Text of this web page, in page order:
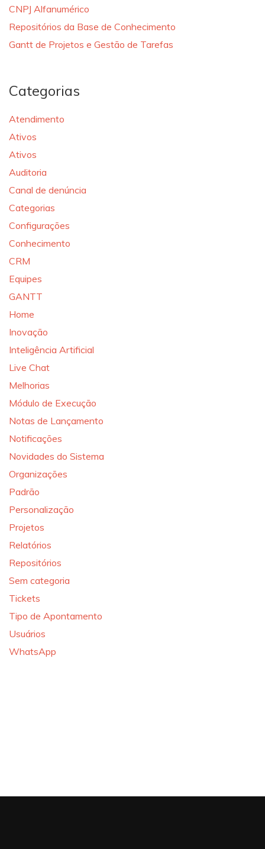
CNPJ Alfanumérico
Repositórios da Base de Conhecimento
Gantt de Projetos e Gestão de Tarefas
Categorias
Atendimento
Ativos
Ativos
Auditoria
Canal de denúncia
Categorias
Configurações
Conhecimento
CRM
Equipes
GANTT
Home
Inovação
Inteligência Artificial
Live Chat
Melhorias
Módulo de Execução
Notas de Lançamento
Notificações
Novidades do Sistema
Organizações
Padrão
Personalização
Projetos
Relatórios
Repositórios
Sem categoria
Tickets
Tipo de Apontamento
Usuários
WhatsApp